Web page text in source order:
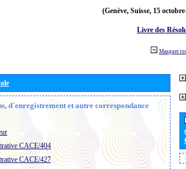
(Genève, Suisse, 15
Livre des
Masquer
d´enregistrement et autre correspondance
CACE/404
CACE/427